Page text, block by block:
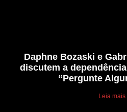
Daphne Bozaski e
discutem a
“Pergunte
Leia mais